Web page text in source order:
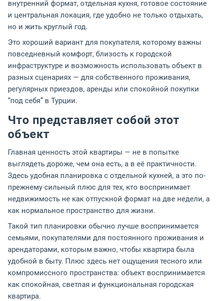
внутренний формат, отдельная кухня, готовое состояние
и центральная локация, где удобно не только отдыхать,
но и жить круглый год.
Это хороший вариант для покупателя, которому важны
повседневный комфорт, близость к городской
инфраструктуре и возможность использовать объект в
разных сценариях — для собственного проживания,
регулярных приездов, аренды или спокойной покупки
“под себя” в Турции.
Что представляет собой этот
объект
Главная ценность этой квартиры — не в попытке
выглядеть дороже, чем она есть, а в её практичности.
Здесь удобная планировка с отдельной кухней, а это по-
прежнему сильный плюс для тех, кто воспринимает
недвижимость не как отпускной формат на две недели, а
как нормальное пространство для жизни.
Такой тип планировки обычно лучше воспринимается
семьями, покупателями для постоянного проживания и
арендаторами, которым важно, чтобы квартира была
удобной в быту. Плюс здесь нет ощущения тесного или
компромиссного пространства: объект воспринимается
как спокойная, светлая и функциональная городская
квартира.